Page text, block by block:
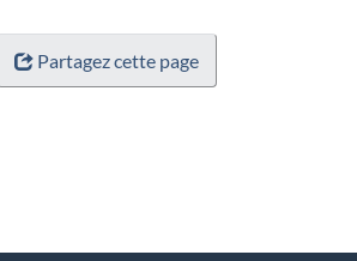
Partagez cette page